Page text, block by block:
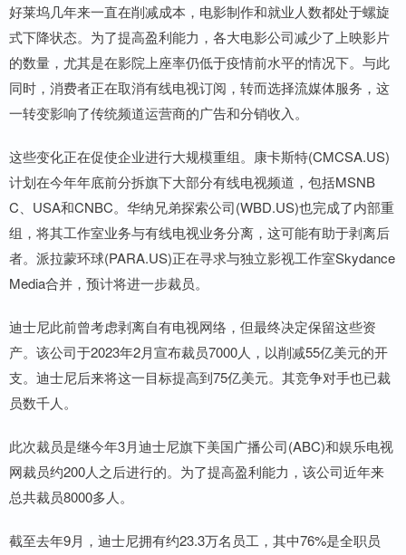
好莱坞几年来一直在削减成本，电影制作和就业人数都处于螺旋
式下降状态。为了提高盈利能力，各大电影公司减少了上映影片
的数量，尤其是在影院上座率仍低于疫情前水平的情况下。与此
同时，消费者正在取消有线电视订阅，转而选择流媒体服务，这
一转变影响了传统频道运营商的广告和分销收入。
这些变化正在促使企业进行大规模重组。康卡斯特(CMCSA.US)
计划在今年年底前分拆旗下大部分有线电视频道，包括MSNB
C、USA和CNBC。华纳兄弟探索公司(WBD.US)也完成了内部重
组，将其工作室业务与有线电视业务分离，这可能有助于剥离后
者。派拉蒙环球(PARA.US)正在寻求与独立影视工作室Skydance
Media合并，预计将进一步裁员。
迪士尼此前曾考虑剥离自有电视网络，但最终决定保留这些资
产。该公司于2023年2月宣布裁员7000人，以削减55亿美元的开
支。迪士尼后来将这一目标提高到75亿美元。其竞争对手也已裁
员数千人。
此次裁员是继今年3月迪士尼旗下美国广播公司(ABC)和娱乐电视
网裁员约200人之后进行的。为了提高盈利能力，该公司近年来
总共裁员8000多人。
截至去年9月，迪士尼拥有约23.3万名员工，其中76%是全职员